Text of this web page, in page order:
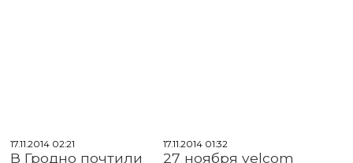
17.11.2014 02:21
В Гродно почтили
17.11.2014 01:32
27 ноября velcom